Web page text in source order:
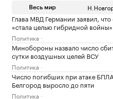
Весь мир
Глава МВД Германии заявил, что
«стала целью гибридной войны»
Политика
Минобороны назвало число
сутки воздушных целей ВСУ
Политика
Число погибших при атаке
Белгород выросло до пяти
Политика